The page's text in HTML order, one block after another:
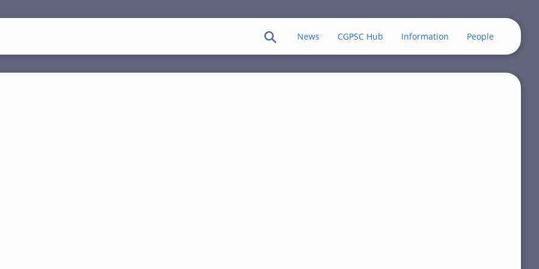
News CGPSC Hub Information People